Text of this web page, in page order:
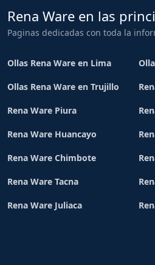
Rena Ware en las
Paginas dedicadas con toda la
Ollas Rena Ware en Lima
Ollas Rena Ware en Trujillo
Rena Ware Piura
Rena Ware Huancayo
Rena Ware Chimbote
Rena Ware Tacna
Rena Ware Juliaca